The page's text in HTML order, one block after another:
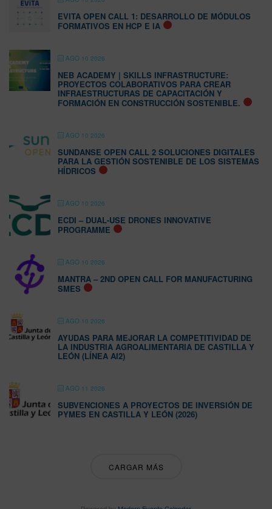
EVITA OPEN CALL 1: DESARROLLO DE MÓDULOS
FORMATIVOS EN HCP E IA
AGO 10 2026
NEB ACADEMY | SKILLS INFRASTRUCTURE:
PROYECTOS COLABORATIVOS PARA CREAR
INFRAESTRUCTURAS DE CAPACITACIÓN Y
FORMACIÓN EN CONSTRUCCIÓN SOSTENIBLE.
AGO 10 2026
SUNDANSE OPEN CALL 2 SOLUCIONES DIGITALES
PARA LA GESTIÓN SOSTENIBLE DE LOS SISTEMAS
HÍDRICOS
AGO 10 2026
ECDI – DUAL-USE DRONES INNOVATIVE
PROGRAMME
AGO 10 2026
MANTRA – 2ND OPEN CALL FOR MANUFACTURING
SMES
AGO 10 2026
AYUDAS PARA MEJORAR LA COMPETITIVIDAD DE
LA INDUSTRIA AGROALIMENTARIA DE CASTILLA Y
LEÓN (LÍNEA AI2)
AGO 11 2026
SUBVENCIONES A PROYECTOS DE INVERSIÓN DE
PYMES EN CASTILLA Y LEÓN (2026)
CARGAR MÁS